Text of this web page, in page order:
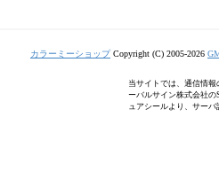
カラーミーショップCopyright (C) 2005-2026
当サイトでは、通信情
ーバルサイン株式会社の
ュアシールより、サーバ